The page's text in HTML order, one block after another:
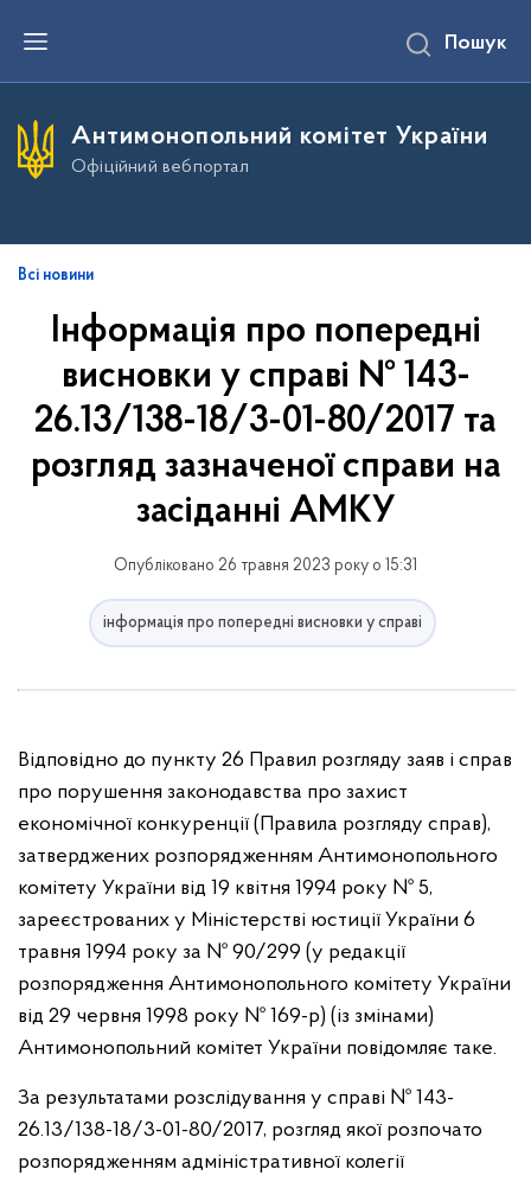
е
и
д
в
Пошук
Антимонопольний комітет України
Офіційний вебпортал
Всі новини
Інформація про попередні
висновки у справі № 143-
26.13/138-18/3-01-80/2017 та
розгляд зазначеної справи на
засіданні АМКУ
Опубліковано 26 травня 2023 року о 15:31
інформація про попередні висновки у справі
Відповідно до пункту 26 Правил розгляду заяв і справ
про порушення законодавства про захист
економічної конкуренції (Правила розгляду справ),
затверджених розпорядженням Антимонопольного
комітету України від 19 квітня 1994 року № 5,
зареєстрованих у Міністерстві юстиції України 6
травня 1994 року за № 90/299 (у редакції
розпорядження Антимонопольного комітету України
від 29 червня 1998 року № 169-р) (із змінами)
Антимонопольний комітет України повідомляє таке.
За результатами розслідування у справі № 143-
26.13/138-18/3-01-80/2017, розгляд якої розпочато
розпорядженням адміністративної колегії